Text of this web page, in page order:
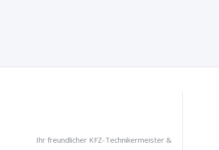
Ihr freundlicher KFZ-Technikermeister &